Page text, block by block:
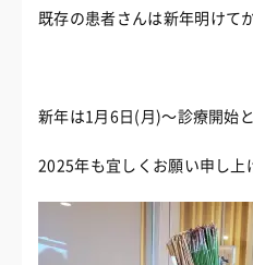
既存の患者さんは新年明けて
新年は1月6日(月)〜診療開始
2025年も宜しくお願い申し上